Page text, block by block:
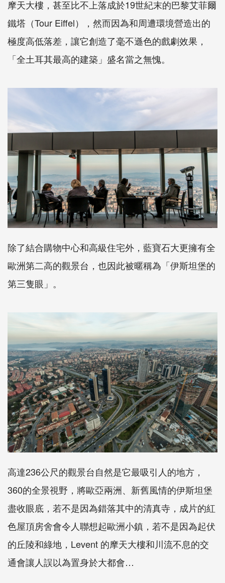
摩天大樓，甚至比不上落成於19世紀末的巴黎艾菲爾
鐵塔（Tour Eiffel），然而因為和周遭環境營造出的
極度高低落差，讓它創造了毫不遜色的戲劇效果，
「全土耳其最高的建築」盛名當之無愧。
除了結合購物中心和高級住宅外，藍寶石大更擁有全
歐洲第二高的觀景台，也因此被暱稱為「伊斯坦堡的
第三隻眼」。
高達236公尺的觀景台自然是它最吸引人的地方，
360的全景視野，將歐亞兩洲、新舊風情的伊斯坦堡
盡收眼底，若不是因為錯落其中的清真寺，成片的紅
色屋頂房舍會令人聯想起歐洲小鎮，若不是因為起伏
的丘陵和綠地，Levent 的摩天大樓和川流不息的交
通會讓人誤以為置身於大都會…